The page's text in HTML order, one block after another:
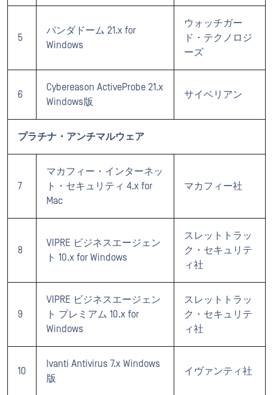
5
パンダドーム 21.x for
Windows
ウォッチガー
ド・テクノロジ
ーズ
6
Cybereason ActiveProbe 21.x
Windows版
サイベリアン
プラチナ・アンチマルウェア
7
マカフィー・インターネッ
ト・セキュリティ 4.x for
Mac
マカフィー社
8
VIPRE ビジネスエージェン
ト 10.x for Windows
スレットトラッ
ク・セキュリテ
ィ社
9
VIPRE ビジネスエージェン
ト プレミアム 10.x for
Windows
スレットトラッ
ク・セキュリテ
ィ社
10
Ivanti Antivirus 7.x Windows
版
イヴァンティ社